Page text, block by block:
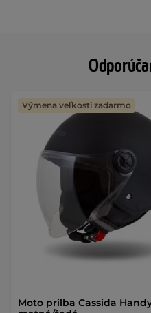
Moto prilba Cassida
Výmena veľkosti zadarmo